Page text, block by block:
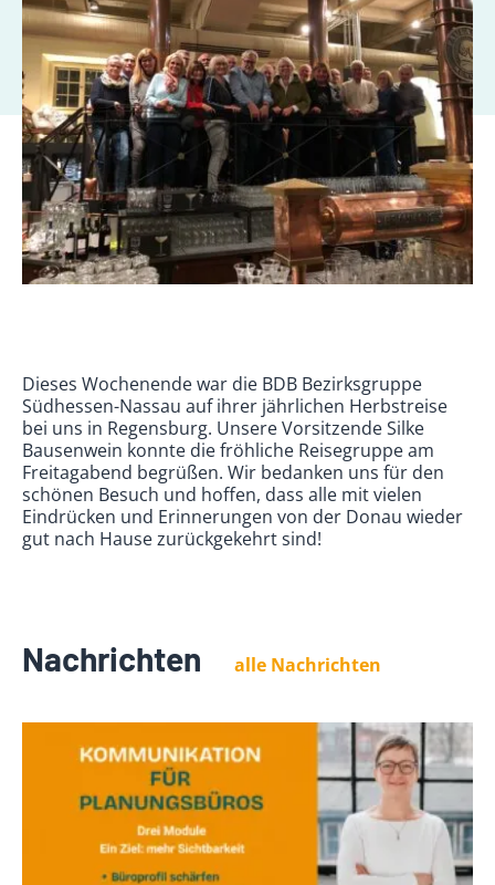
Dieses Wochenende war die BDB Bezirksgruppe
Südhessen-Nassau auf ihrer jährlichen Herbstreise
bei uns in Regensburg. Unsere Vorsitzende Silke
Bausenwein konnte die fröhliche Reisegruppe am
Freitagabend begrüßen. Wir bedanken uns für den
schönen Besuch und hoffen, dass alle mit vielen
Eindrücken und Erinnerungen von der Donau wieder
gut nach Hause zurückgekehrt sind!
Nachrichten alle Nachrichten